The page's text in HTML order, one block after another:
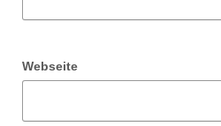
Webseite